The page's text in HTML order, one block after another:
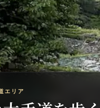
エリア